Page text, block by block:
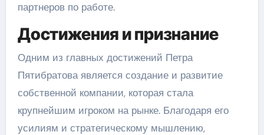
партнеров по работе.
Достижения и признание
Одним из главных достижений Петра
Пятибратова является создание и развитие
собственной компании, которая стала
крупнейшим игроком на рынке. Благодаря его
усилиям и стратегическому мышлению,